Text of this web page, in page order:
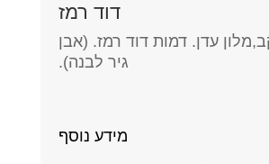
דוד רמז
עדן. דמות דוד רמז. (אבן
גיר לבנה).
מידע נוסף